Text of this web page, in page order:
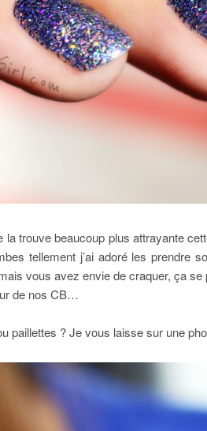
la trouve beaucoup plus attrayante
tellement j’ai adoré les
vous avez envie de craquer, ça
de nos CB…
paillettes ? Je vous laisse sur une